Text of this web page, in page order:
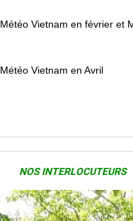
Météo Vietnam en février et
Météo Vietnam en Avril
NOS INTERLOCUTEURS